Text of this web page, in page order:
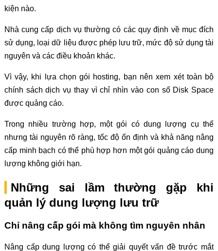
kiện nào.
Nhà cung cấp dịch vụ thường có các quy định về mục đích
sử dụng, loại dữ liệu được phép lưu trữ, mức độ sử dụng tài
nguyên và các điều khoản khác.
Vì vậy, khi lựa chọn gói hosting, bạn nên xem xét toàn bộ
chính sách dịch vụ thay vì chỉ nhìn vào con số Disk Space
được quảng cáo.
Trong nhiều trường hợp, một gói có dung lượng cụ thể
nhưng tài nguyên rõ ràng, tốc độ ổn định và khả năng nâng
cấp minh bạch có thể phù hợp hơn một gói quảng cáo dung
lượng không giới hạn.
Những sai lầm thường gặp khi
quản lý dung lượng lưu trữ
Chỉ nâng cấp gói mà không tìm nguyên nhân
Nâng cấp dung lượng có thể giải quyết vấn đề trước mắt